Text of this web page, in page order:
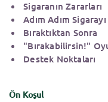
Sigaranın Zararları
Adım Adım
Bıraktıktan Sonra
"Bırakabilirsin!"
Destek Noktaları
Ön Koşul